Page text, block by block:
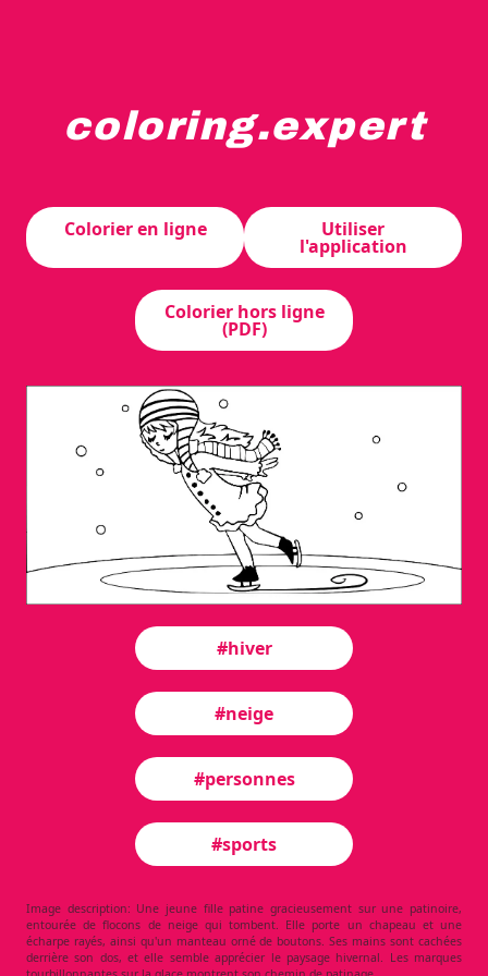
coloring.expert
Colorier en ligne
Utiliser
l'application
Colorier hors ligne
(PDF)
#hiver
#neige
#personnes
#sports
Image description: Une jeune fille patine gracieusement sur une patinoire,
entourée de flocons de neige qui tombent. Elle porte un chapeau et une
écharpe rayés, ainsi qu'un manteau orné de boutons. Ses mains sont cachées
derrière son dos, et elle semble apprécier le paysage hivernal. Les marques